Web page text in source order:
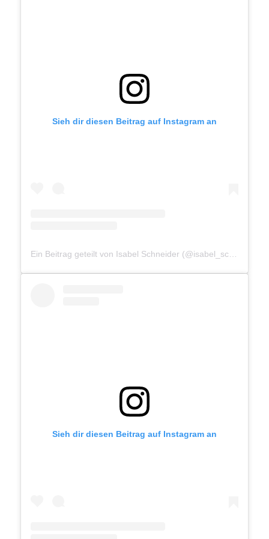
Sieh dir diesen Beitrag auf Instagram an
Ein Beitrag geteilt von Isabel Schneider (@isabel_schneider__)
Sieh dir diesen Beitrag auf Instagram an